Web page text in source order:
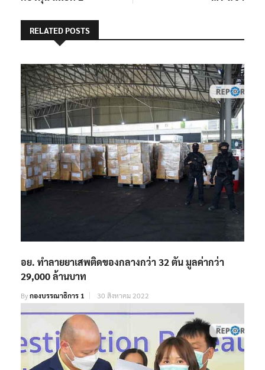
RELATED POSTS
อย. ทำลายยาเสพติดของกลางกว่า 32 ตัน มูลค่ากว่า
29,000 ล้านบาท
Byกองบรรณาธิการ 1 30 สิงหาคม 2022